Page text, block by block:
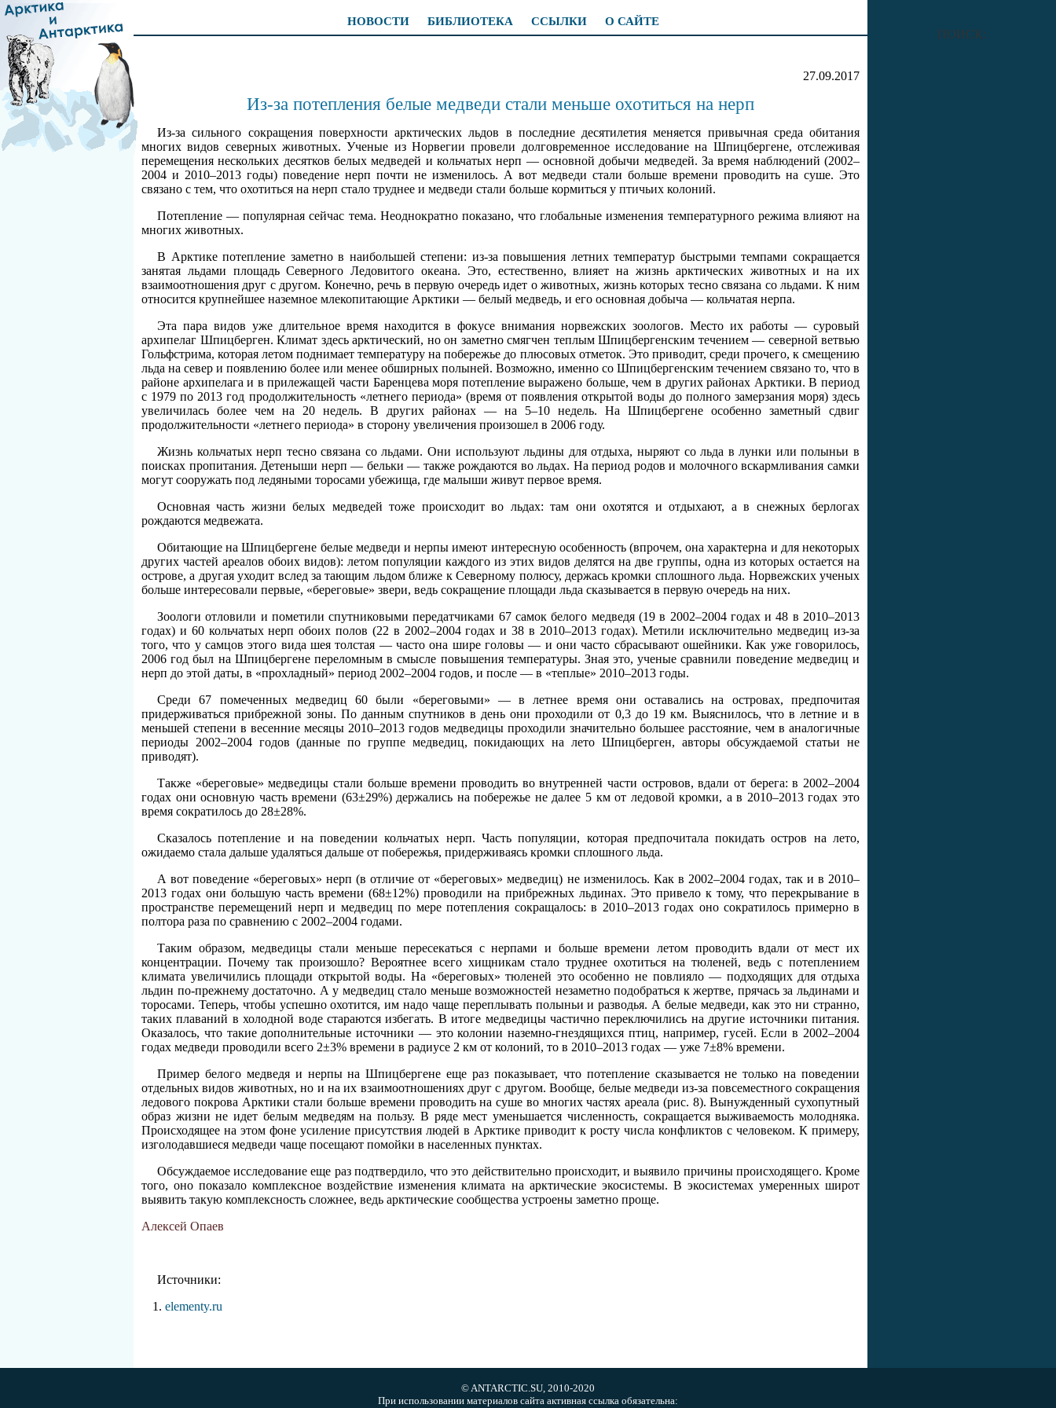
НОВОСТИ БИБЛИОТЕКА ССЫЛКИ О САЙТЕ
27.09.2017
Из-за потепления белые медведи стали меньше охотиться на нерп
Из-за сильного сокращения поверхности арктических льдов в последние десятилетия меняется привычная среда обитания
многих видов северных животных. Ученые из Норвегии провели долговременное исследование на Шпицбергене, отслеживая
перемещения нескольких десятков белых медведей и кольчатых нерп — основной добычи медведей. За время наблюдений (2002–
2004 и 2010–2013 годы) поведение нерп почти не изменилось. А вот медведи стали больше времени проводить на суше. Это
связано с тем, что охотиться на нерп стало труднее и медведи стали больше кормиться у птичьих колоний.
Потепление — популярная сейчас тема. Неоднократно показано, что глобальные изменения температурного режима влияют на
многих животных.
В Арктике потепление заметно в наибольшей степени: из-за повышения летних температур быстрыми темпами сокращается
занятая льдами площадь Северного Ледовитого океана. Это, естественно, влияет на жизнь арктических животных и на их
взаимоотношения друг с другом. Конечно, речь в первую очередь идет о животных, жизнь которых тесно связана со льдами. К ним
относится крупнейшее наземное млекопитающие Арктики — белый медведь, и его основная добыча — кольчатая нерпа.
Эта пара видов уже длительное время находится в фокусе внимания норвежских зоологов. Место их работы — суровый
архипелаг Шпицберген. Климат здесь арктический, но он заметно смягчен теплым Шпицбергенским течением — северной ветвью
Гольфстрима, которая летом поднимает температуру на побережье до плюсовых отметок. Это приводит, среди прочего, к смещению
льда на север и появлению более или менее обширных полыней. Возможно, именно со Шпицбергенским течением связано то, что в
районе архипелага и в прилежащей части Баренцева моря потепление выражено больше, чем в других районах Арктики. В период
с 1979 по 2013 год продолжительность «летнего периода» (время от появления открытой воды до полного замерзания моря) здесь
увеличилась более чем на 20 недель. В других районах — на 5–10 недель. На Шпицбергене особенно заметный сдвиг
продолжительности «летнего периода» в сторону увеличения произошел в 2006 году.
Жизнь кольчатых нерп тесно связана со льдами. Они используют льдины для отдыха, ныряют со льда в лунки или полыньи в
поисках пропитания. Детеныши нерп — бельки — также рождаются во льдах. На период родов и молочного вскармливания самки
могут сооружать под ледяными торосами убежища, где малыши живут первое время.
Основная часть жизни белых медведей тоже происходит во льдах: там они охотятся и отдыхают, а в снежных берлогах
рождаются медвежата.
Обитающие на Шпицбергене белые медведи и нерпы имеют интересную особенность (впрочем, она характерна и для некоторых
других частей ареалов обоих видов): летом популяции каждого из этих видов делятся на две группы, одна из которых остается на
острове, а другая уходит вслед за тающим льдом ближе к Северному полюсу, держась кромки сплошного льда. Норвежских ученых
больше интересовали первые, «береговые» звери, ведь сокращение площади льда сказывается в первую очередь на них.
Зоологи отловили и пометили спутниковыми передатчиками 67 самок белого медведя (19 в 2002–2004 годах и 48 в 2010–2013
годах) и 60 кольчатых нерп обоих полов (22 в 2002–2004 годах и 38 в 2010–2013 годах). Метили исключительно медведиц из-за
того, что у самцов этого вида шея толстая — часто она шире головы — и они часто сбрасывают ошейники. Как уже говорилось,
2006 год был на Шпицбергене переломным в смысле повышения температуры. Зная это, ученые сравнили поведение медведиц и
нерп до этой даты, в «прохладный» период 2002–2004 годов, и после — в «теплые» 2010–2013 годы.
Среди 67 помеченных медведиц 60 были «береговыми» — в летнее время они оставались на островах, предпочитая
придерживаться прибрежной зоны. По данным спутников в день они проходили от 0,3 до 19 км. Выяснилось, что в летние и в
меньшей степени в весенние месяцы 2010–2013 годов медведицы проходили значительно большее расстояние, чем в аналогичные
периоды 2002–2004 годов (данные по группе медведиц, покидающих на лето Шпицберген, авторы обсуждаемой статьи не
приводят).
Также «береговые» медведицы стали больше времени проводить во внутренней части островов, вдали от берега: в 2002–2004
годах они основную часть времени (63±29%) держались на побережье не далее 5 км от ледовой кромки, а в 2010–2013 годах это
время сократилось до 28±28%.
Сказалось потепление и на поведении кольчатых нерп. Часть популяции, которая предпочитала покидать остров на лето,
ожидаемо стала дальше удаляться дальше от побережья, придерживаясь кромки сплошного льда.
А вот поведение «береговых» нерп (в отличие от «береговых» медведиц) не изменилось. Как в 2002–2004 годах, так и в 2010–
2013 годах они большую часть времени (68±12%) проводили на прибрежных льдинах. Это привело к тому, что перекрывание в
пространстве перемещений нерп и медведиц по мере потепления сокращалось: в 2010–2013 годах оно сократилось примерно в
полтора раза по сравнению с 2002–2004 годами.
Таким образом, медведицы стали меньше пересекаться с нерпами и больше времени летом проводить вдали от мест их
концентрации. Почему так произошло? Вероятнее всего хищникам стало труднее охотиться на тюленей, ведь с потеплением
климата увеличились площади открытой воды. На «береговых» тюленей это особенно не повлияло — подходящих для отдыха
льдин по-прежнему достаточно. А у медведиц стало меньше возможностей незаметно подобраться к жертве, прячась за льдинами и
торосами. Теперь, чтобы успешно охотится, им надо чаще переплывать полыньи и разводья. А белые медведи, как это ни странно,
таких плаваний в холодной воде стараются избегать. В итоге медведицы частично переключились на другие источники питания.
Оказалось, что такие дополнительные источники — это колонии наземно-гнездящихся птиц, например, гусей. Если в 2002–2004
годах медведи проводили всего 2±3% времени в радиусе 2 км от колоний, то в 2010–2013 годах — уже 7±8% времени.
Пример белого медведя и нерпы на Шпицбергене еще раз показывает, что потепление сказывается не только на поведении
отдельных видов животных, но и на их взаимоотношениях друг с другом. Вообще, белые медведи из-за повсеместного сокращения
ледового покрова Арктики стали больше времени проводить на суше во многих частях ареала (рис. 8). Вынужденный сухопутный
образ жизни не идет белым медведям на пользу. В ряде мест уменьшается численность, сокращается выживаемость молодняка.
Происходящее на этом фоне усиление присутствия людей в Арктике приводит к росту числа конфликтов с человеком. К примеру,
изголодавшиеся медведи чаще посещают помойки в населенных пунктах.
Обсуждаемое исследование еще раз подтвердило, что это действительно происходит, и выявило причины происходящего. Кроме
того, оно показало комплексное воздействие изменения климата на арктические экосистемы. В экосистемах умеренных широт
выявить такую комплексность сложнее, ведь арктические сообщества устроены заметно проще.
Алексей Опаев
Источники:
elementy.ru
ПОИСК:
© ANTARCTIC.SU, 2010-2020
При использовании материалов сайта активная ссылка обязательна: